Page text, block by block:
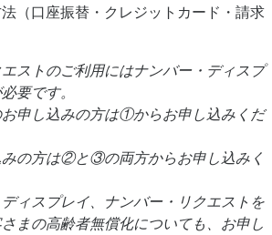
（口座振替・クレジットカード・請求
ストのご利用にはナンバー・ディスプ
要です。
申し込みの方は①からお申し込みくだ
みの方は②と③の両方からお申し込みく
ィスプレイ、ナンバー・リクエストを
まの高齢者無償化についても、お申し